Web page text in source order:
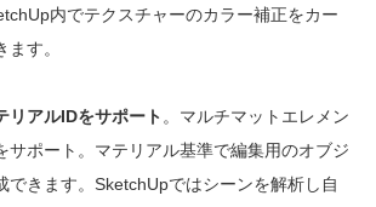
内でテクスチャーのカラー補正をカー
す。
リアルIDをサポート 。マルチマットエレメン
サポート。マテリアル基準で編集用のオブジ
できます。SketchUpではシーンを解析し自